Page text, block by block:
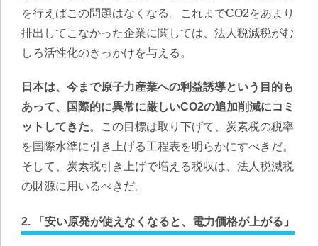
を行えばこの問題はなくなる。これまでCO2をあまり
排出してこなかった企業に関しては、法人税減税がむ
しろ活性化のきっかけを与える。
日本は、今まで原子力産業への利益誘導という目的も
あって、国際的に異常に厳しいCO2の追加削減にコミ
ットしてきた。この目標は取り下げて、炭素税の税率
を国際水準に引き上げる工程表を明らかにすべきだ。
そして、炭素税引き上げで増える税収は、法人税減税
の財源に用いるべきだ。
2. 「安い原発が使えなくなると、電力価格が上がる」